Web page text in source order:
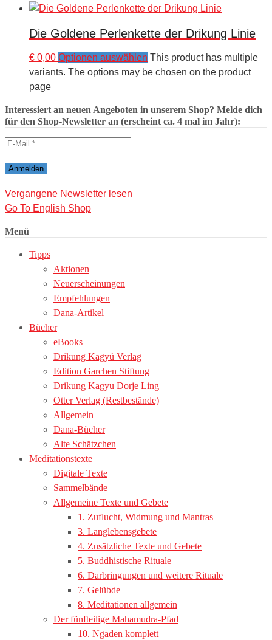
Die Goldene Perlenkette der Drikung Linie
€ 0,00 Optionen auswählen This product has multiple
variants. The options may be chosen on the product
page
Interessiert an neuen Angeboten in unserem Shop? Melde dich
für den Shop-Newsletter an (erscheint ca. 4 mal im Jahr):
Vergangene Newsletter lesen
Go To English Shop
Menü
Tipps
Aktionen
Neuerscheinungen
Empfehlungen
Dana-Artikel
Bücher
eBooks
Drikung Kagyü Verlag
Edition Garchen Stiftung
Drikung Kagyu Dorje Ling
Otter Verlag (Restbestände)
Allgemein
Dana-Bücher
Alte Schätzchen
Meditationstexte
Digitale Texte
Sammelbände
Allgemeine Texte und Gebete
1. Zuflucht, Widmung und Mantras
3. Langlebensgebete
4. Zusätzliche Texte und Gebete
5. Buddhistische Rituale
6. Darbringungen und weitere Rituale
7. Gelübde
8. Meditationen allgemein
Der fünfteilige Mahamudra-Pfad
10. Ngaden komplett